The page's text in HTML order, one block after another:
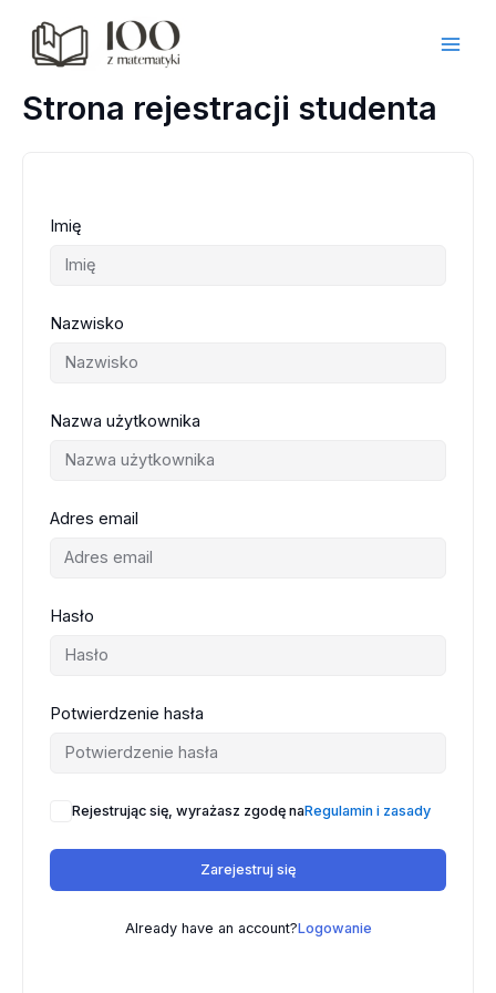
treści
Strona rejestracji studenta
Imię
Nazwisko
Nazwa użytkownika
Adres email
Hasło
Potwierdzenie hasła
Rejestrując się, wyrażasz zgodę naRegulamin i zasady
Zarejestruj się
Already have an account?Logowanie